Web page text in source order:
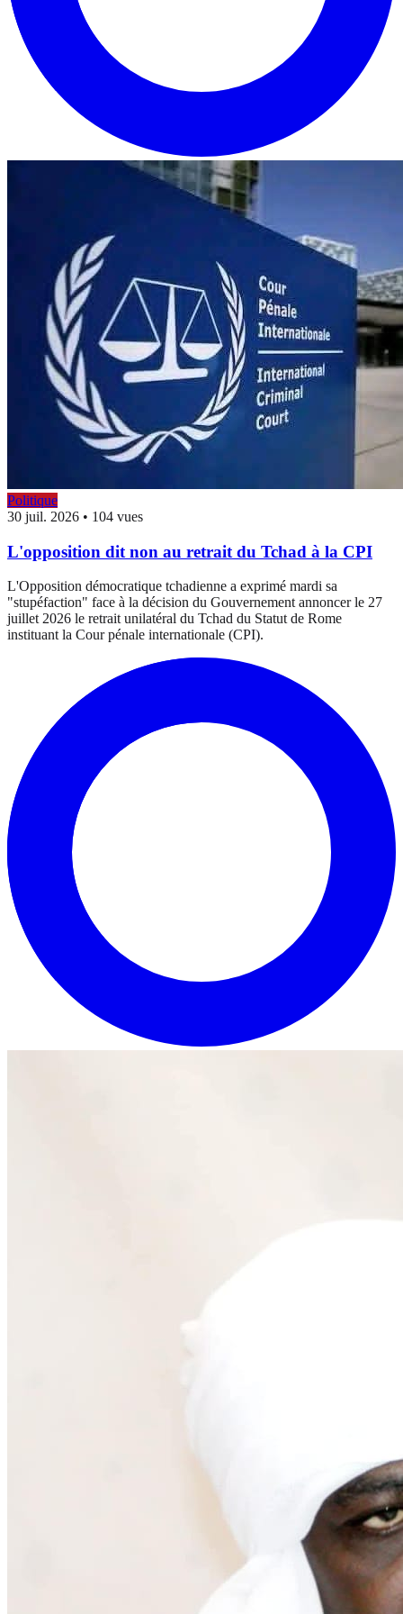
Politique
30 juil. 2026 • 104 vues
L'opposition dit non au retrait du Tchad à la CPI
L'Opposition démocratique tchadienne a exprimé mardi sa
"stupéfaction" face à la décision du Gouvernement annoncer le 27
juillet 2026 le retrait unilatéral du Tchad du Statut de Rome
instituant la Cour pénale internationale (CPI).